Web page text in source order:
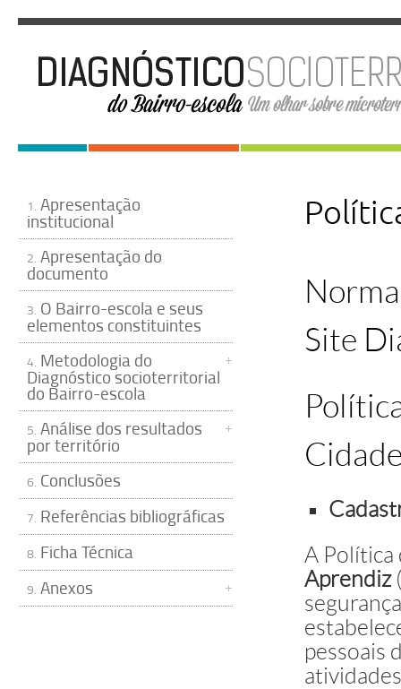
1. Apresentação
institucional
2. Apresentação do
documento
3. O Bairro-escola e seus
elementos constituintes
4. Metodologia do
Diagnóstico socioterritorial
do Bairro-escola
5. Análise dos resultados
por território
6. Conclusões
7. Referências bibliográficas
8. Ficha Técnica
9. Anexos
Site
A Política
Aprendiz
pessoais